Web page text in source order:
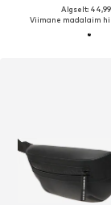
Algselt:
Viimane madalaim